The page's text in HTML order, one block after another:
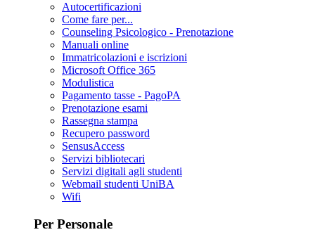
Autocertificazioni
Come fare per...
Counseling Psicologico - Prenotazione
Manuali online
Immatricolazioni e iscrizioni
Microsoft Office 365
Modulistica
Pagamento tasse - PagoPA
Prenotazione esami
Rassegna stampa
Recupero password
SensusAccess
Servizi bibliotecari
Servizi digitali agli studenti
Webmail studenti UniBA
Wifi
Per Personale